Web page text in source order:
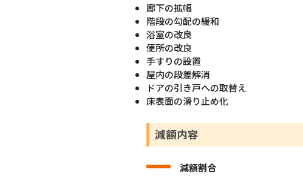
廊下の拡幅
階段の勾配の緩和
浴室の改良
便所の改良
手すりの設置
屋内の段差解消
ドアの引き戸への取替え
床表面の滑り止め化
減額内容
減額割合